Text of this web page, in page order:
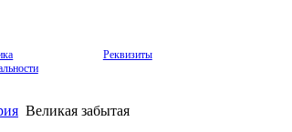
Реквизиты
Великая забытая